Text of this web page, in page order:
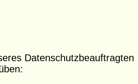
Datenschutzbeauftragten